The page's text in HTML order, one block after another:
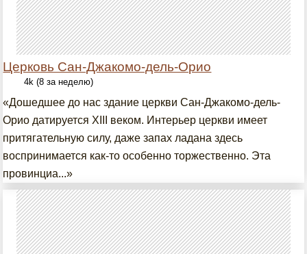
Церковь Сан-Джакомо-дель-Орио
4k (8 за неделю)
«Дошедшее до нас здание церкви Сан-Джакомо-дель-
Орио датируется XIII веком. Интерьер церкви имеет
притягательную силу, даже запах ладана здесь
воспринимается как-то особенно торжественно. Эта
провинциа...»